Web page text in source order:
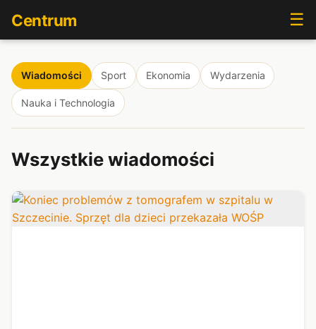
Centrum ☰
Wiadomości Sport Ekonomia Wydarzenia
Nauka i Technologia
Wszystkie wiadomości